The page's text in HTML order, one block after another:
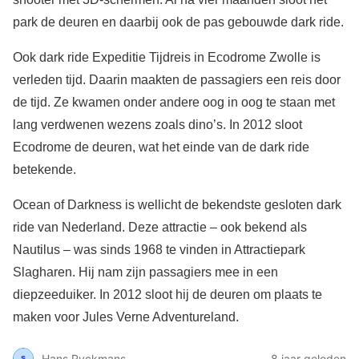
park de deuren en daarbij ook de pas gebouwde dark ride.
Ook dark ride Expeditie Tijdreis in Ecodrome Zwolle is
verleden tijd. Daarin maakten de passagiers een reis door
de tijd. Ze kwamen onder andere oog in oog te staan met
lang verdwenen wezens zoals dino’s. In 2012 sloot
Ecodrome de deuren, wat het einde van de dark ride
betekende.
Ocean of Darkness is wellicht de bekendste gesloten dark
ride van Nederland. Deze attractie – ook bekend als
Nautilus – was sinds 1968 te vinden in Attractiepark
Slagharen. Hij nam zijn passagiers mee in een
diepzeeduiker. In 2012 sloot hij de deuren om plaats te
maken voor Jules Verne Adventureland.